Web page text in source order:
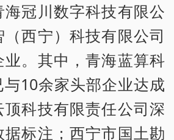
冠川数字科技有限公
西宁）科技有限公司
。其中，青海蓝算科
10余家头部企业达成
科技有限责任公司深
标注；西宁市国土勘